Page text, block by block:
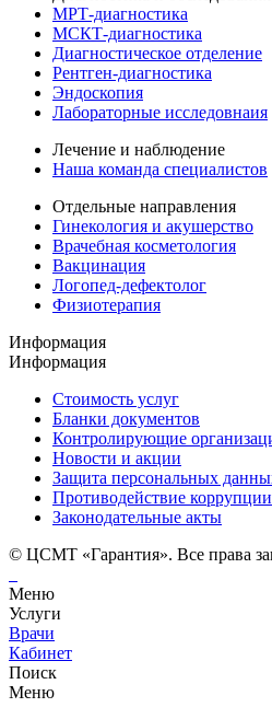
МРТ-диагностика
МСКТ-диагностика
Диагностическое отделение
Рентген-диагностика
Эндоскопия
Лабораторные исследовнаия
Лечение и наблюдение
Наша команда специалистов
Отдельные направления
Гинекология и акушерство
Врачебная косметология
Вакцинация
Логопед-дефектолог
Физиотерапия
Информация
Информация
Стоимость услуг
Бланки документов
Контролирующие
Новости и акции
Защита персональных
Противодействие коррупции
Законодательные акты
© ЦСМТ «Гарантия». Все права
Меню
Услуги
Врачи
Кабинет
Поиск
Меню